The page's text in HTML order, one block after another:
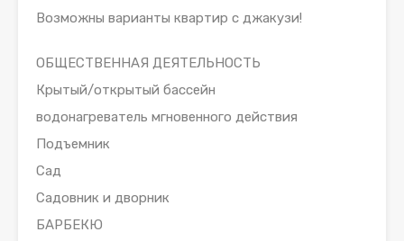
Возможны варианты квартир с джакузи!
ОБЩЕСТВЕННАЯ ДЕЯТЕЛЬНОСТЬ
Крытый/открытый бассейн
водонагреватель мгновенного действия
Подъемник
Сад
Садовник и дворник
БАРБЕКЮ